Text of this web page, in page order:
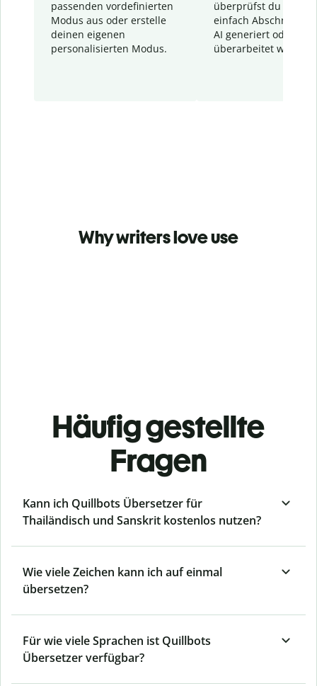
passenden vordefinierten
Modus aus oder erstelle
deinen eigenen
personalisierten Modus.
überprüfst du
einfach Abschnitte,
AI generiert oder
überarbeitet wurden.
Why writers love use
Häufig gestellte
Fragen
Kann ich Quillbots Übersetzer für
Thailändisch und Sanskrit kostenlos nutzen?
Wie viele Zeichen kann ich auf einmal
übersetzen?
Für wie viele Sprachen ist Quillbots
Übersetzer verfügbar?